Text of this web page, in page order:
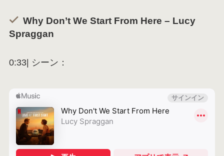
Why Don’t We Start From Here – Lucy
Spraggan
0:33| シーン：